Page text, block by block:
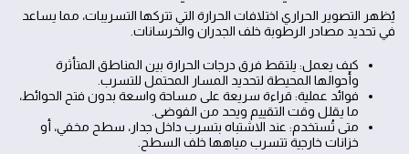
يُظهر التصوير الحراري اختلافات الحرارة التي تتركها التسريبات، مما يساعد
في تحديد مصادر الرطوبة خلف الجدران والخرسانات.
كيف يعمل: يلتقط فرق درجات الحرارة بين المناطق المتأثرة
وأحوالها المحيطة لتحديد المسار المحتمل للتسرب.
فوائد عملية: قراءة سريعة على مساحة واسعة بدون فتح الحوائط،
ما يقلل وقت التقييم ويحد من الفوضى.
متى تُستخدم: عند الاشتباه بتسرب داخل جدار، سطح مخفي، أو
خزانات خارجية تتسرب مياهها خلف السطح.